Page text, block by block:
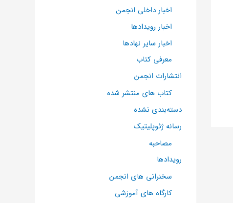
اخبار داخلی انجمن
اخبار رویدادها
اخبار سایر نهادها
معرفی کتاب
انتشارات انجمن
کتاب های منتشر شده
دسته‌بندی نشده
رسانه ژئوپلیتیک
مصاحبه
رویدادها
سخنرانی های انجمن
کارگاه های آموزشی